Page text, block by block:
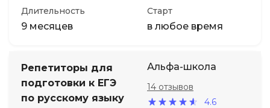
Длительность
9 месяцев
Старт
в любое время
Репетиторы для
подготовки к ЕГЭ
по русскому языку
Альфа-школа
4.6
14 отзывов